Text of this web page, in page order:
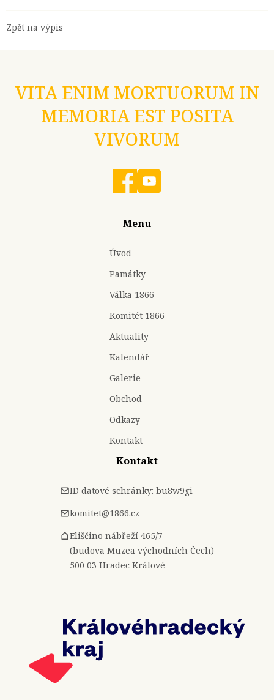
Zpět na výpis
VITA ENIM MORTUORUM IN
MEMORIA EST POSITA
VIVORUM
Menu
Úvod
Památky
Válka 1866
Komitét 1866
Aktuality
Kalendář
Galerie
Obchod
Odkazy
Kontakt
Kontakt
ID datové schránky: bu8w9gi
komitet@1866.cz
Eliščino nábřeží 465/7
(budova Muzea východních Čech)
500 03 Hradec Králové